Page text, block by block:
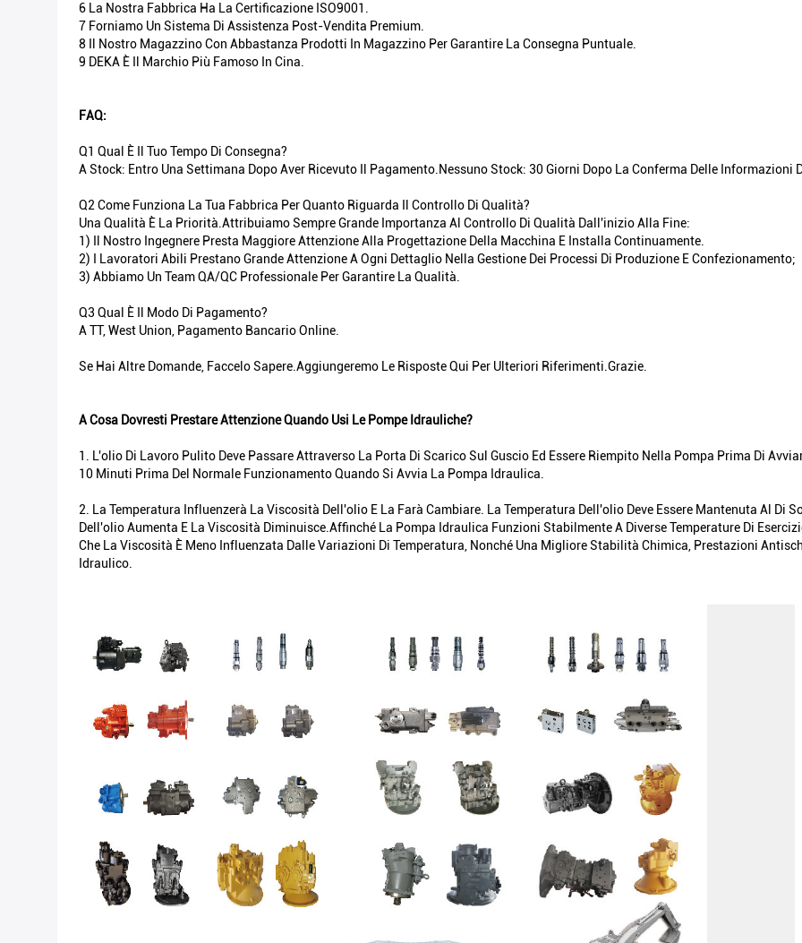
6 La Nostra Fabbrica Ha La Certificazione ISO9001.
7 Forniamo Un Sistema Di Assistenza Post-Vendita Premium.
8 Il Nostro Magazzino Con Abbastanza Prodotti In Magazzino Per Garantire La Consegna Puntuale.
9 DEKA È Il Marchio Più Famoso In Cina.
FAQ:
Q1 Qual È Il Tuo Tempo Di Consegna?
A Stock: Entro Una Settimana Dopo Aver Ricevuto Il Pagamento.Nessuno Stock: 30 Giorni Dopo La Conferma Delle Informazioni
Q2 Come Funziona La Tua Fabbrica Per Quanto Riguarda Il Controllo Di Qualità?
Una Qualità È La Priorità.Attribuiamo Sempre Grande Importanza Al Controllo Di Qualità Dall'inizio Alla Fine:
1) Il Nostro Ingegnere Presta Maggiore Attenzione Alla Progettazione Della Macchina E Installa Continuamente.
2) I Lavoratori Abili Prestano Grande Attenzione A Ogni Dettaglio Nella Gestione Dei Processi Di Produzione E Confezionamento;
3) Abbiamo Un Team QA/QC Professionale Per Garantire La Qualità.
Q3 Qual È Il Modo Di Pagamento?
A TT, West Union, Pagamento Bancario Online.
Se Hai Altre Domande, Faccelo Sapere.Aggiungeremo Le Risposte Qui Per Ulteriori Riferimenti.Grazie.
A Cosa Dovresti Prestare Attenzione Quando Usi Le Pompe Idrauliche?
1. L'olio Di Lavoro Pulito Deve Passare Attraverso La Porta Di Scarico Sul Guscio Ed Essere Riempito Nella Pompa Prima Di
10 Minuti Prima Del Normale Funzionamento Quando Si Avvia La Pompa Idraulica.
2. La Temperatura Influenzerà La Viscosità Dell'olio E La Farà Cambiare. La Temperatura Dell'olio Deve Essere Mantenuta Al Di
Dell'olio Aumenta E La Viscosità Diminuisce.Affinché La Pompa Idraulica Funzioni Stabilmente A Diverse Temperature Di
Che La Viscosità È Meno Influenzata Dalle Variazioni Di Temperatura, Nonché Una Migliore Stabilità Chimica, Prestazioni
Idraulico.